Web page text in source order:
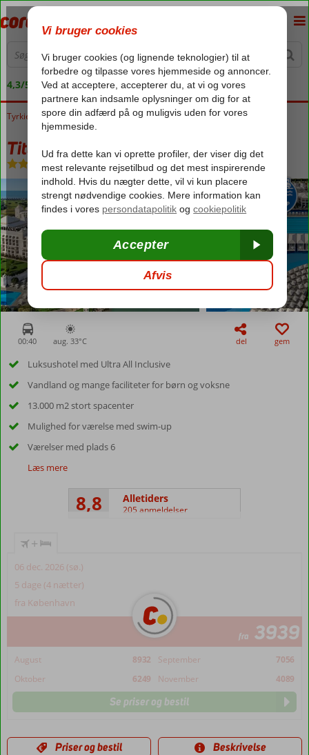
4,3/5 på Trustpilot
Forside
Tyrkiet Tyrkiets sydkyst Belek Titanic Deluxe Golf Belek
Titanic Deluxe Golf Belek
Ultra All Inclusive- Hotel
00:40 aug. 33°C del gem
Luksushotel med Ultra All Inclusive
Vandland og mange faciliteter for børn og voksne
13.000 m2 stort spacenter
Mulighed for værelse med swim-up
Værelser med plads 6
Læs mere
8,8 Alletiders
205 anmeldelser
+
06 dec. 2026 (sø.)
5 dage (4 nætter)
fra København
fra 3939
August 8932 September
7056
Oktober
6249 November 4089
Se priser og bestil
Priser og bestil Beskrivelse